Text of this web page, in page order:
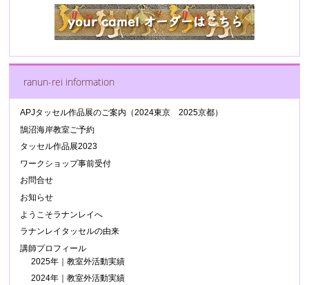
ranun-rei information
APJタッセル作品展のご案内（2024東京 2025京都）
鵠沼海岸教室ご予約
タッセル作品展2023
ワークショップ事前受付
お問合せ
お知らせ
ようこそラナンレイへ
ラナンレイタッセルの由来
講師プロフィール
2025年｜教室外活動実績
2024年｜教室外活動実績